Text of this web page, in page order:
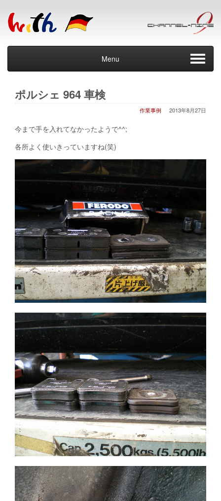
Menu
ポルシェ 964 車検
2013年8月27日
作業事例
今まで手を入れてなかったようで^^;
各所よく使いきっていますね(笑)